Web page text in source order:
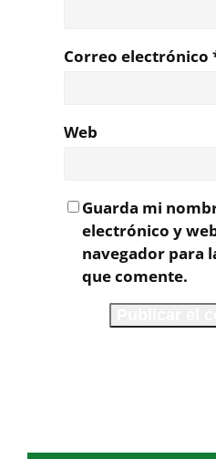
Correo electrónico
Web
Guarda mi
electrónico y
navegador para
que comente.